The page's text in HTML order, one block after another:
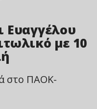
Ευαγγέλου
με 10
στο ΠΑΟΚ-